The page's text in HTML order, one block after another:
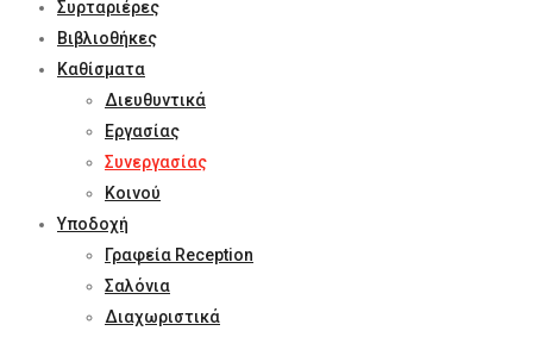
Συρταριέρες
Βιβλιοθήκες
Καθίσματα
Διευθυντικά
Εργασίας
Συνεργασίας
Κοινού
Υποδοχή
Γραφεία Reception
Σαλόνια
Διαχωριστικά